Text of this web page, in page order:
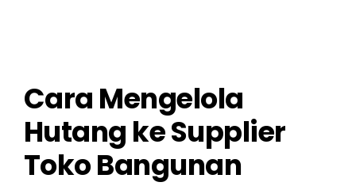
Cara Mengelola
Hutang ke Supplier
Toko Bangunan